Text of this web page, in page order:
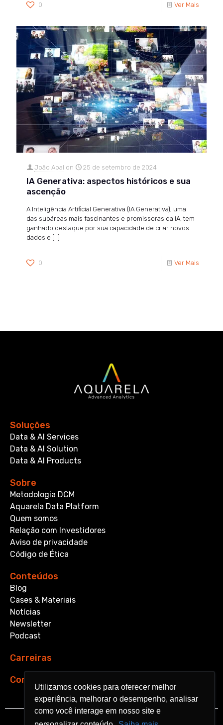
Utilizamos cookies para oferecer melhor
experiência, melhorar o desempenho, analisar
como você interage em nosso site e
Utilizamos cookies para oferecer melhor
experiência, melhorar o desempenho, analisar
como você interage em nosso site e
0 Ver Mais
João Abal on 25 de setembro de 2024
IA Generativa: aspectos históricos e sua
ascenção
A Inteligência Artificial Generativa (IA Generativa), uma
das subáreas mais fascinantes e promissoras da IA, tem
ganhado destaque por sua capacidade de criar novos
dados e
0 Ver Mais
Soluções
Data & AI Services
Data & AI Solution
Data & AI Products
Sobre
Metodologia DCM
Aquarela Data Platform
Quem somos
Relação com Investidores
Aviso de privacidade
Código de Ética
Conteúdos
Blog
Cases & Materiais
Notícias
Newsletter
Podcast
Carreiras
Contato